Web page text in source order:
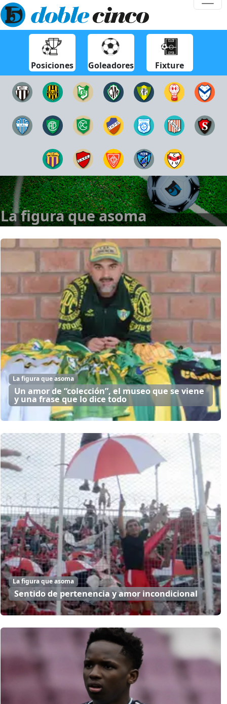
Posiciones Goleadores Fixture
La figura que asoma
La figura que asoma
Un amor de “colección”, el museo que se viene
y una frase que lo dice todo
La figura que asoma
Sentido de pertenencia y amor incondicional